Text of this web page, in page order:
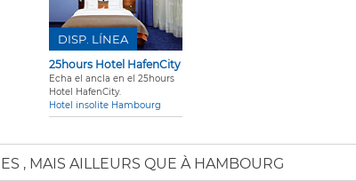
25hours Hotel HafenCity
Echa el ancla en el 25hours
Hotel HafenCity.
Hotel insolite Hambourg
DISP. LÍNEA
, MAIS AILLEURS QUE À HAMBOURG